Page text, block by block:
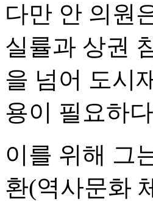
다만 안 의원
실률과 상권
을 넘어 도시
용이 필요하
이를 위해 그
환(역사문화